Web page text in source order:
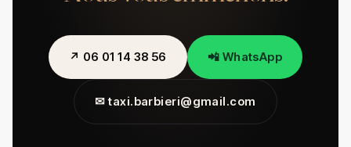
↗ 06 01 14 38 56 📲 WhatsApp
✉ taxi.barbieri@gmail.com